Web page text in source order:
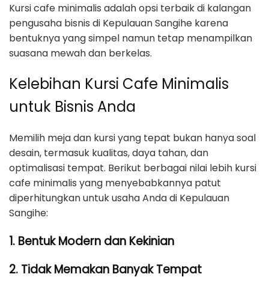
Kursi cafe minimalis adalah opsi terbaik di kalangan
pengusaha bisnis di Kepulauan Sangihe karena
bentuknya yang simpel namun tetap menampilkan
suasana mewah dan berkelas.
Kelebihan Kursi Cafe Minimalis
untuk Bisnis Anda
Memilih meja dan kursi yang tepat bukan hanya soal
desain, termasuk kualitas, daya tahan, dan
optimalisasi tempat. Berikut berbagai nilai lebih kursi
cafe minimalis yang menyebabkannya patut
diperhitungkan untuk usaha Anda di Kepulauan
Sangihe:
1. Bentuk Modern dan Kekinian
2. Tidak Memakan Banyak Tempat